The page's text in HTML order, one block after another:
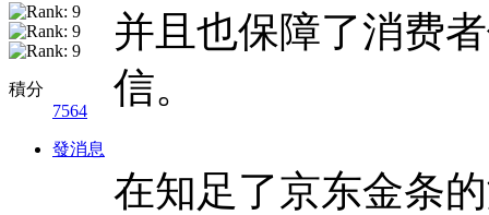
積分
7564
發消息
并且也保障了消费
信。
在知足了京东金条